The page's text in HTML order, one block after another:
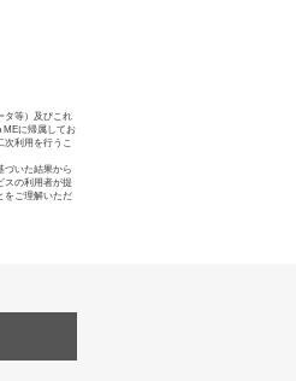
タ等）及びこれ
MEに帰属してお
次利用を行うこ
づいた結果から
スの利用者が提
をご理解いただ